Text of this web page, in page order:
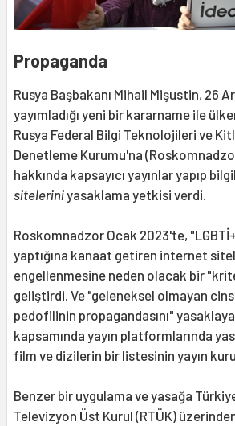
Propaganda
Rusya Başbakanı Mihail Mişustin, 26
yayımladığı yeni bir kararname ile
Rusya Federal Bilgi Teknolojileri ve
Denetleme Kurumu'na
hakkında kapsayıcı yayınlar yapıp
siteleriniyasaklama yetkisi verdi.
Roskomnadzor Ocak 2023'te,
yaptığına kanaat getiren internet
engellenmesine neden olacak bir
geliştirdi. Ve "geleneksel olmayan
pedofilinin propagandasını"
kapsamında yayın platformlarında
film ve dizilerin bir listesinin yayın
Benzer bir uygulama ve yasağa
Televizyon Üst Kurul (RTÜK) üzerinden